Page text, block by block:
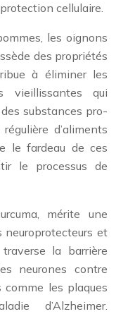
cellulaire.
les oignons
des propriétés
à éliminer les
vieillissantes qui
substances pro-
d’aliments
le fardeau de ces
le processus de
mérite une
et
la barrière
neurones contre
comme les plaques
d’Alzheimer.